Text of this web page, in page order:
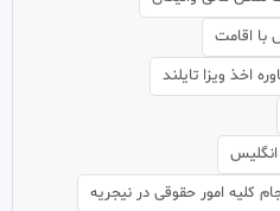
با اقامت
اخذ ویزا تایلند
انگلیس
کلیه امور حقوقی در نیجریه